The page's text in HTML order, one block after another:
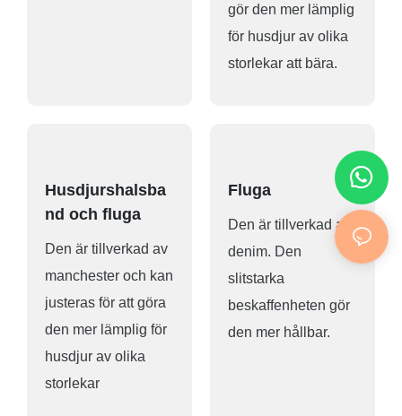
gör den mer lämplig
för husdjur av olika
storlekar att bära.
Husdjurshalsba
nd och fluga
Den är tillverkad av
manchester och kan
justeras för att göra
den mer lämplig för
husdjur av olika
storlekar
Fluga
Den är tillverkad av
denim. Den
slitstarka
beskaffenheten gör
den mer hållbar.